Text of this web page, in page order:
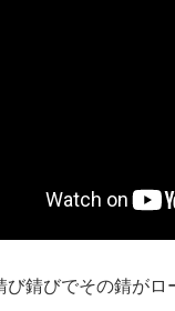
び錆びでその錆がロ